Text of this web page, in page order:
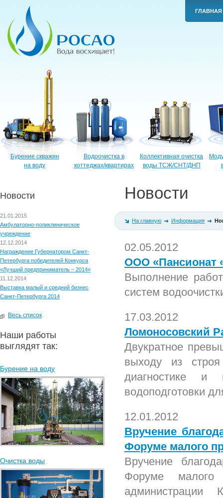
ГЛАВНАЯ
Бурение скважин
на воду
Водоочистка в
коттеджах/квартирах
Коллективная очистка
воды ТСЖ/СНТ/ДНП
Новости
21.01.2015
Амбулаторно-поликлиническое
учреждение
12.12.2014
Награждение Губернатором Санкт-
Петербурга победителей Конкурса
«Лучший предприниматель – 2014»
11.12.2014
Выставка малый и средний бизнес
Санкт-Петербурга 2014
Весь список
Наши работы
выглядят так:
Бурение на воду
Очистка воды
Новости
На главную Информация
02.05.2012
ООО «Пансионат
Выполнение
систем
17.03.2012
Ломоносовский
Двукратное
выходу из
диагностике и
водоподготовки
12.01.2012
Вручение
Форуме малого
Вручение
Форуме малого
администрации